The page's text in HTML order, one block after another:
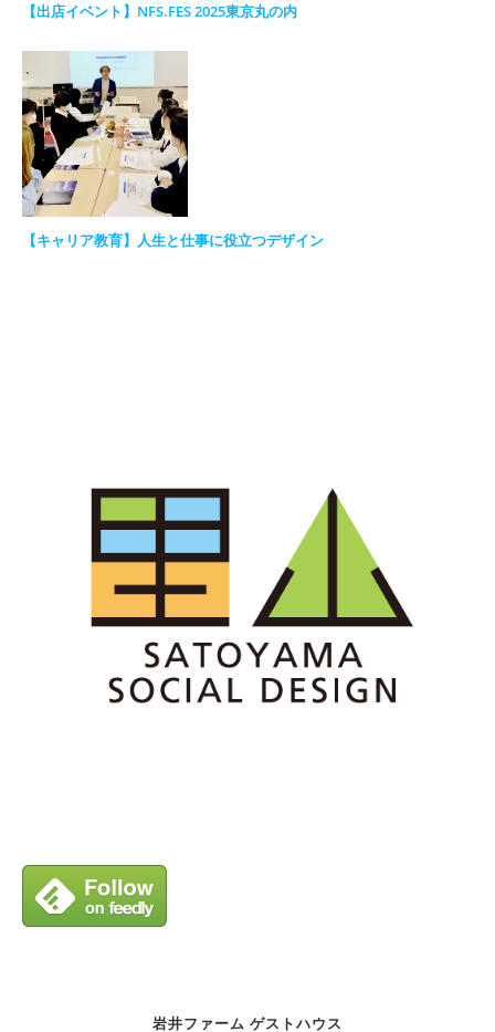
【出店イベント】NFS.FES 2025東京丸の内
【キャリア教育】人生と仕事に役立つデザイン
岩井ファーム ゲストハウス